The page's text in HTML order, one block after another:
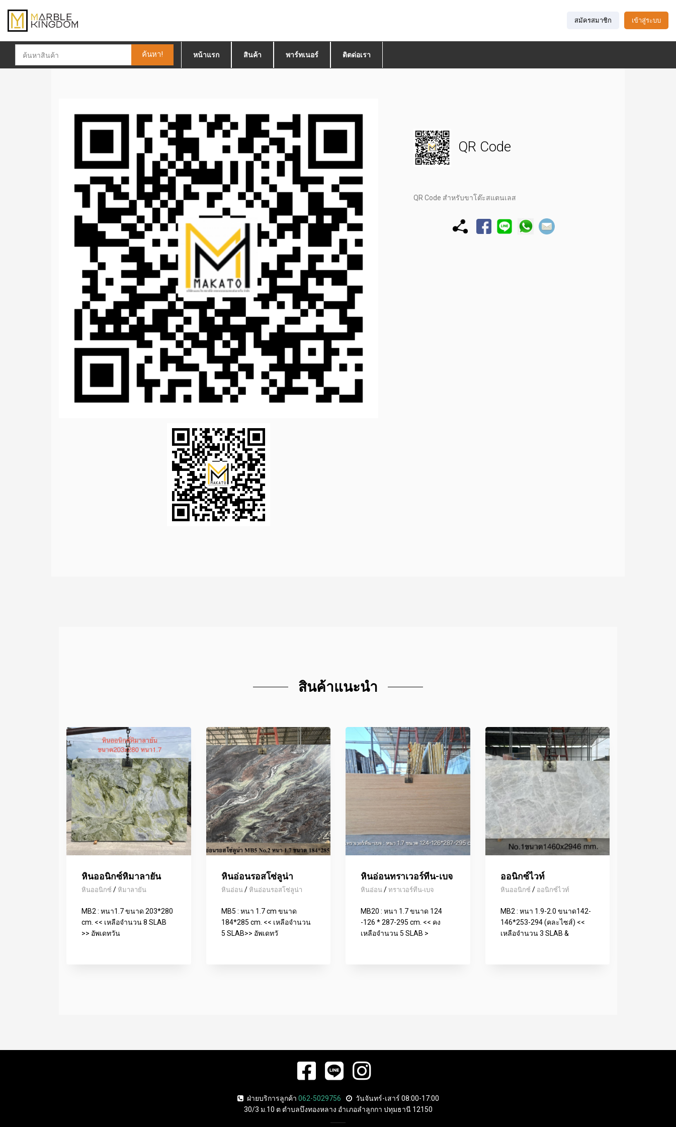
สมัครสมาชิก เข้าสู่ระบบ
ค้นหา! หน้าแรก สินค้า พาร์ทเนอร์ ติตด่อเรา
QR Code
QR Code สำหรับขาโต๊ะสแตนเลส
สินค้าแนะนำ
หินออนิกซ์หิมาลายัน
หินออนิกซ์ / หิมาลายัน
MB2 : หนา1.7 ขนาด 203*280
cm. << เหลือจำนวน 8 SLAB
>> อัพเดทวัน
หินอ่อนรอสโซ่ลูน่า
หินอ่อน/ หินอ่อนรอสโซ่ลูน่า
MB5 : หนา 1.7 cm ขนาด
184*285 cm. << เหลือจำนวน
5 SLAB>> อัพเดทวั
หินอ่อนทราเวอร์ทีน-เบจ
หินอ่อน / ทราเวอร์ทีน-เบจ
MB20 : หนา 1.7 ขนาด 124
-126 * 287-295 cm. << คง
เหลือจำนวน 5 SLAB >
ออนิกซ์ไวท์
หินออนิกซ์ / ออนิกซ์ไวท์
MB2 : หนา 1.9-2.0 ขนาด142-
146*253-294 (คละไซส์) <<
เหลือจำนวน 3 SLAB &
ฝ่ายบริการลูกค้า 062-5029756
วันจันทร์-เสาร์ 08:00-17:00
30/3 ม.10 ต ตำบลบึงทองหลาง อำเภอลำลูกกา ปทุมธานี 12150